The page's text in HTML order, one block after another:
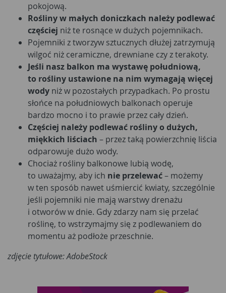
pokojową.
Rośliny w małych doniczkach należy podlewać
częściej niż te rosnące w dużych pojemnikach.
Pojemniki z tworzyw sztucznych dłużej zatrzymują
wilgoć niż ceramiczne, drewniane czy z terakoty.
Jeśli nasz balkon ma wystawę południową,
to rośliny ustawione na nim wymagają więcej
wody niż w pozostałych przypadkach. Po prostu
słońce na południowych balkonach operuje
bardzo mocno i to prawie przez cały dzień.
Częściej należy podlewać rośliny o dużych,
miękkich liściach – przez taką powierzchnię liścia
odparowuje dużo wody.
Chociaż rośliny balkonowe lubią wodę,
to uważajmy, aby ich nie przelewać– możemy
w ten sposób nawet uśmiercić kwiaty, szczególnie
jeśli pojemniki nie mają warstwy drenażu
i otworów w dnie. Gdy zdarzy nam się przelać
roślinę, to wstrzymajmy się z podlewaniem do
momentu aż podłoże przeschnie.
zdjęcie tytułowe: AdobeStock